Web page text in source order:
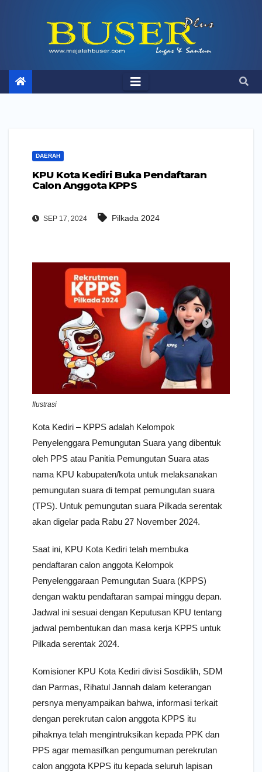
DAERAH
KPU Kota Kediri Buka Pendaftaran
Calon Anggota KPPS
SEP 17, 2024 Pilkada 2024
Ilustrasi
Kota Kediri – KPPS adalah Kelompok
Penyelenggara Pemungutan Suara yang dibentuk
oleh PPS atau Panitia Pemungutan Suara atas
nama KPU kabupaten/kota untuk melaksanakan
pemungutan suara di tempat pemungutan suara
(TPS). Untuk pemungutan suara Pilkada serentak
akan digelar pada Rabu 27 November 2024.
Saat ini, KPU Kota Kediri telah membuka
pendaftaran calon anggota Kelompok
Penyelenggaraan Pemungutan Suara (KPPS)
dengan waktu pendaftaran sampai minggu depan.
Jadwal ini sesuai dengan Keputusan KPU tentang
jadwal pembentukan dan masa kerja KPPS untuk
Pilkada serentak 2024.
Komisioner KPU Kota Kediri divisi Sosdiklih, SDM
dan Parmas, Rihatul Jannah dalam keterangan
persnya menyampaikan bahwa, informasi terkait
dengan perekrutan calon anggota KPPS itu
pihaknya telah mengintruksikan kepada PPK dan
PPS agar memasifkan pengumuman perekrutan
calon anggota KPPS itu kepada seluruh lapisan